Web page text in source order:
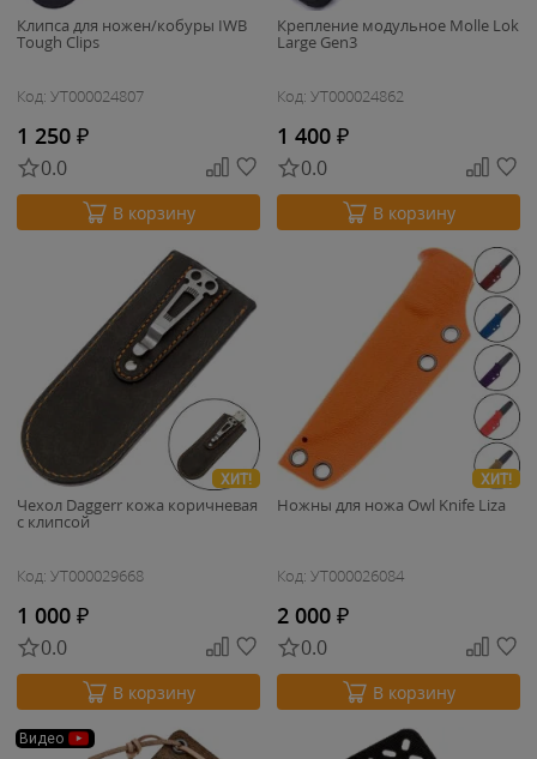
Клипса для ножен/кобуры IWB
Tough Clips
Код: УТ000024807
1 250 ₽
0.0
В корзину
Крепление модульное Molle Lok
Large Gen3
Код: УТ000024862
1 400 ₽
0.0
В корзину
ХИТ!
Чехол Daggerr кожа коричневая
с клипсой
Код: УТ000029668
1 000 ₽
0.0
В корзину
ХИТ!
Ножны для ножа Owl Knife Liza
Код: УТ000026084
2 000 ₽
0.0
В корзину
Видео